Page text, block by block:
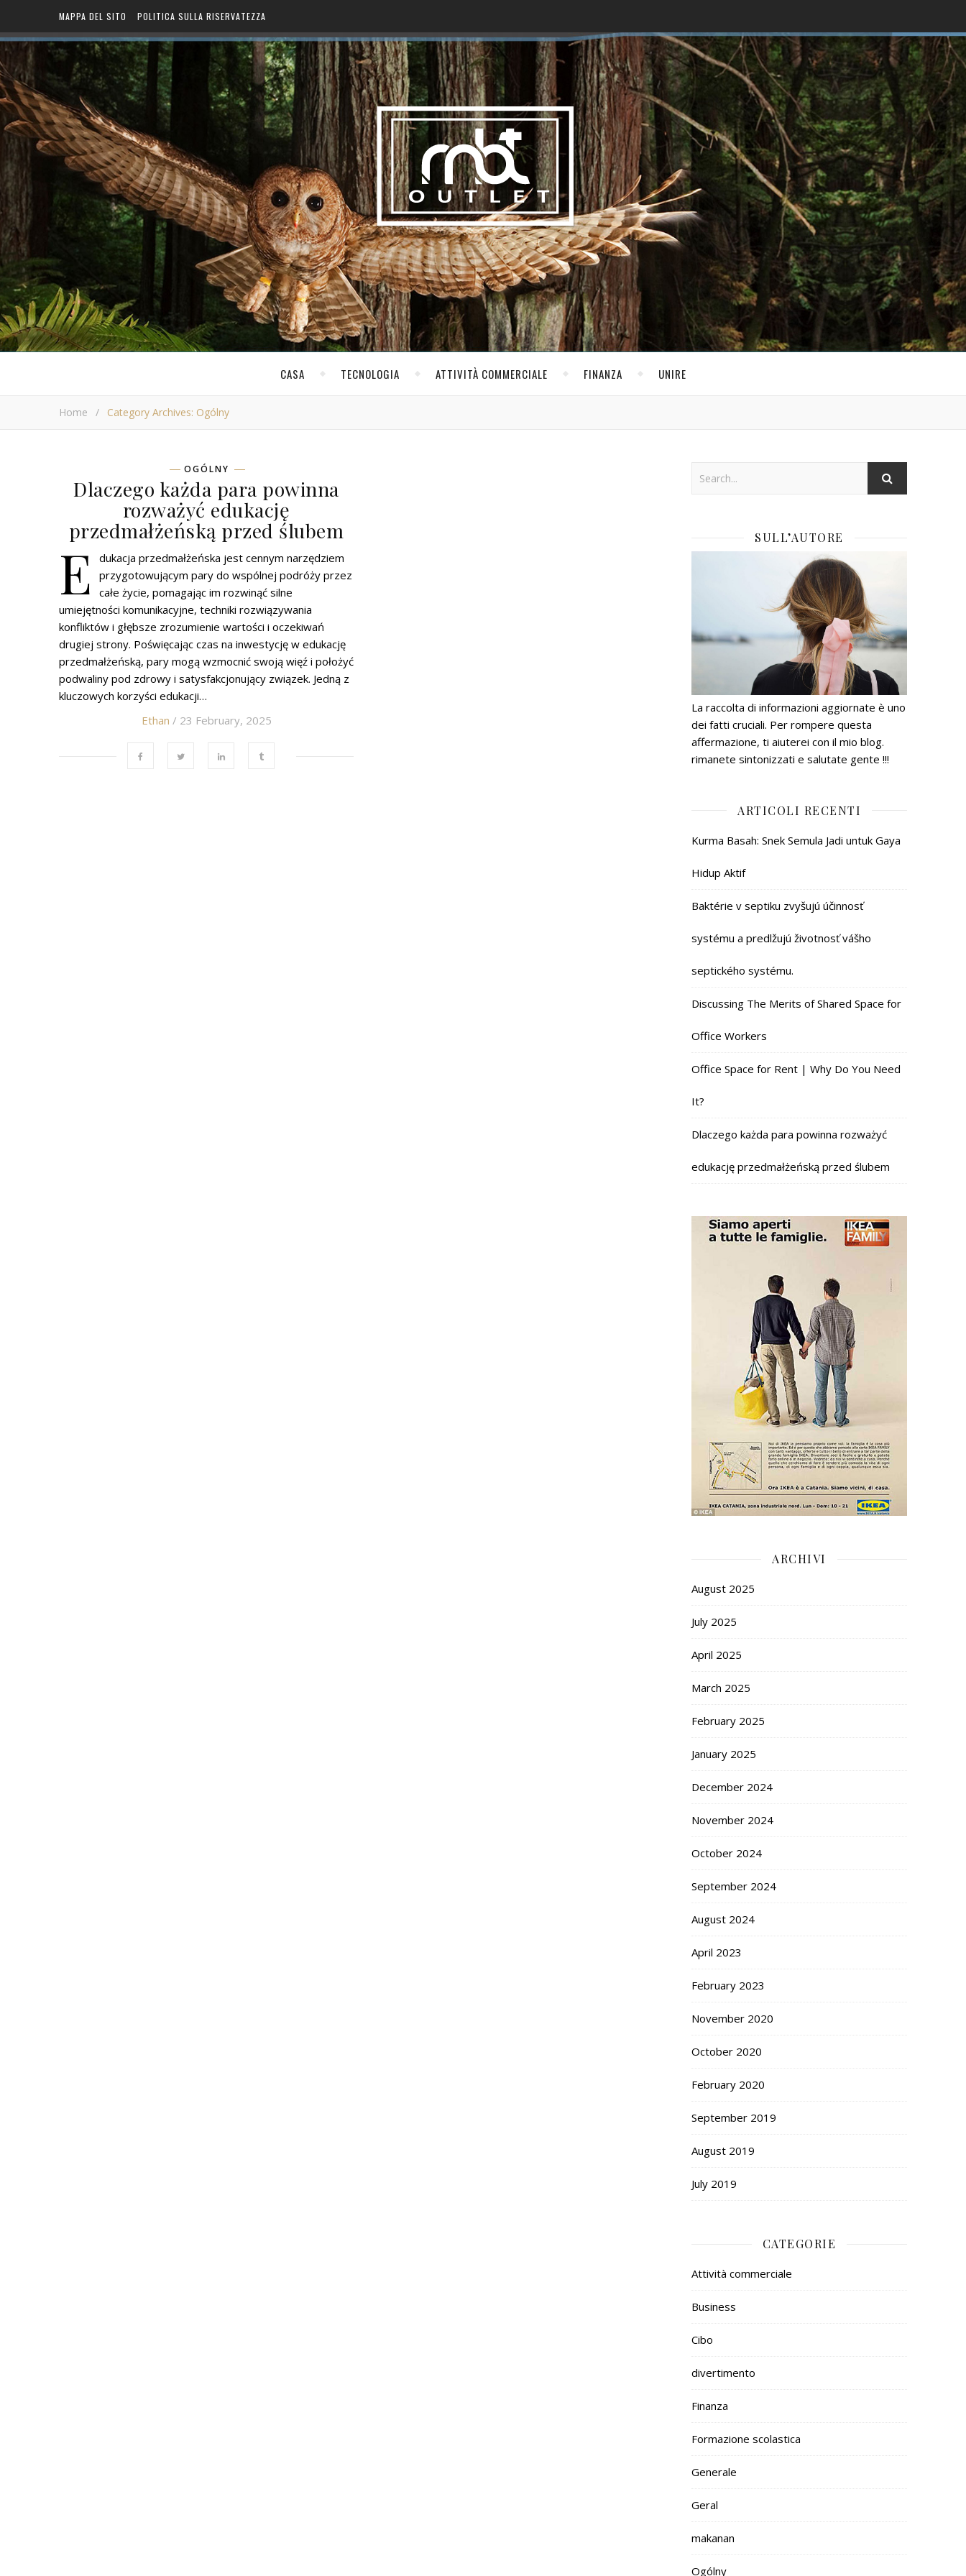
MAPPA DEL SITO POLITICA SULLA RISERVATEZZA
CASA TECNOLOGIA ATTIVITÀ COMMERCIALE FINANZA UNIRE
Home / Category Archives: Ogólny
OGÓLNY
Dlaczego każda para powinna
rozważyć edukację
przedmałżeńską przed ślubem
E
dukacja przedmałżeńska jest cennym narzędziem
przygotowującym pary do wspólnej podróży przez
całe życie, pomagając im rozwinąć silne
umiejętności komunikacyjne, techniki rozwiązywania
konfliktów i głębsze zrozumienie wartości i oczekiwań
drugiej strony. Poświęcając czas na inwestycję w edukację
przedmałżeńską, pary mogą wzmocnić swoją więź i położyć
podwaliny pod zdrowy i satysfakcjonujący związek. Jedną z
kluczowych korzyści edukacji…
Ethan / 23 February, 2025
SULL’AUTORE
La raccolta di informazioni aggiornate è uno
dei fatti cruciali. Per rompere questa
affermazione, ti aiuterei con il mio blog.
rimanete sintonizzati e salutate gente !!!
ARTICOLI RECENTI
Kurma Basah: Snek Semula Jadi untuk Gaya
Hidup Aktif
Baktérie v septiku zvyšujú účinnosť
systému a predlžujú životnosť vášho
septického systému.
Discussing The Merits of Shared Space for
Office Workers
Office Space for Rent | Why Do You Need
It?
Dlaczego każda para powinna rozważyć
edukację przedmałżeńską przed ślubem
ARCHIVI
August 2025
July 2025
April 2025
March 2025
February 2025
January 2025
December 2024
November 2024
October 2024
September 2024
August 2024
April 2023
February 2023
November 2020
October 2020
February 2020
September 2019
August 2019
July 2019
CATEGORIE
Attività commerciale
Business
Cibo
divertimento
Finanza
Formazione scolastica
Generale
Geral
makanan
Ogólny